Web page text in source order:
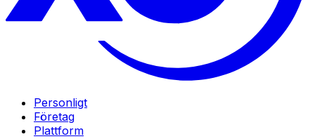
Personligt
Företag
Plattform